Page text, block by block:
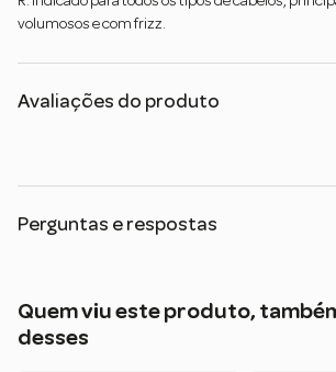
volumosos e com frizz.
Avaliações do produto
Perguntas e respostas
Quem viu este produto,
desses